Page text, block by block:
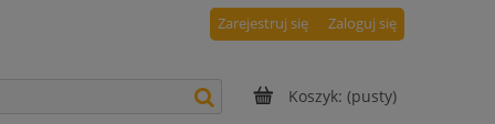
Zarejestruj się Zaloguj się
Koszyk: (pusty)